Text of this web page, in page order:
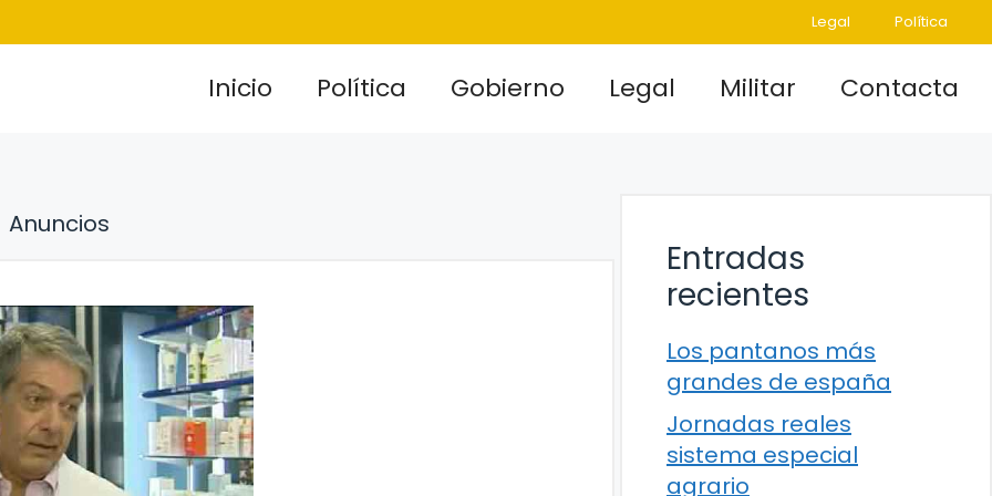
Legal Política
Inicio Política Gobierno Legal Militar Contacta
Anuncios
Entradas
recientes
Los pantanos más
grandes de españa
Jornadas reales
sistema especial
agrario